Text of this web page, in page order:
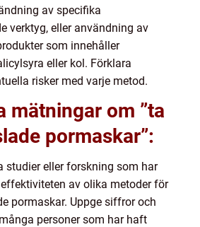
av specifika
verktyg, eller användning av
som innehåller
eller kol. Förklara
risker med varje metod.
mätningar om ”ta
pormaskar”:
studier eller forskning som har
av olika metoder för
pormaskar. Uppge siffror och
personer som har haft